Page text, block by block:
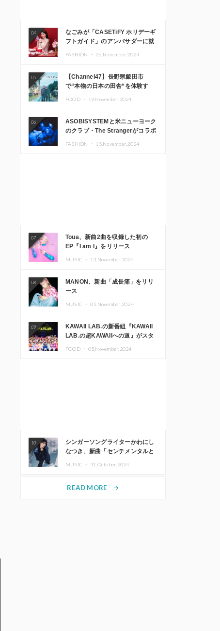
04
なごみが「CASETiFY ホリデーギ
フトガイド」のアンバサダーに就
FASHION ・ 26.November.2024
05
【Channel47】長野県飯田市
で“本物の日本の田舎“を体験す
FOOD ・ 19.November.2024
06
ASOBISYSTEMと米ニューヨーク
のクラブ・The Strangerがコラボ
FASHION ・ 15.November.2024
07
Toua、新曲2曲を収録した初の
EP『I am I』をリリース
MUSIC ・ 13.November.2024
08
MANON、新曲「成長痛」をリリ
ース
MUSIC ・ 05.November.2024
09
KAWAII LAB.の新番組『KAWAII
LAB.の超KAWAIIへの道』がスタ
FOOD ・ 05.November.2024
10
シンガーソングライターかわにし
なつき、新曲「センチメンタルと
MUSIC ・ 31.October.2024
READ MORE arrow_forward